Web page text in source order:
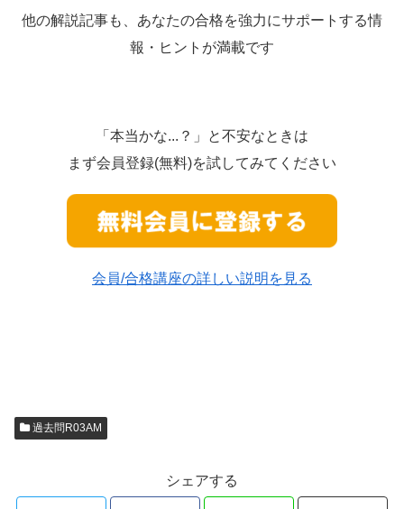
他の解説記事も、あなたの合格を強力にサポートする情
報・ヒントが満載です
「本当かな...？」と不安なときは
まず会員登録(無料)を試してみてください
会員/合格講座の詳しい説明を見る
過去問R03AM
シェアする